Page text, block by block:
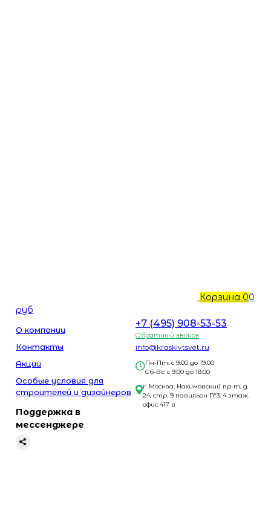
Корзина 00
руб
О компании
Контакты
Акции
Особые условия для
строителей и дизайнеров
Поддержка в
мессенджере
+7 (495) 908-53-53
Обратный звонок
info@kraskivtsvet.ru
Пн-Пт: с 9:00 до 19:00
Сб-Вс: с 9:00 до 18:00
г. Москва, Нахимовский пр-т, д.
24, стр. 9 павильон №3, 4 этаж.
офис 417 в